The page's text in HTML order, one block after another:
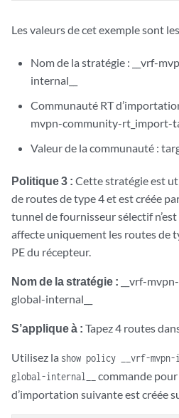
Les valeurs de cet exemple sont
Nom de la stratégie : __vrf-
internal__
Communauté RT
mvpn-community-rt_import-
Valeur de la communauté :
Politique 3 : Cette stratégie est
de routes de type 4 et est créée
tunnel de fournisseur sélectif
affecte uniquement les routes de
PE du récepteur.
Nom de la stratégie : __vrf-
global-internal__
S’applique à : Tapez 4 routes
Utilisez la show policy __vrf-
global-internal__
commande
d’importation suivante est créée